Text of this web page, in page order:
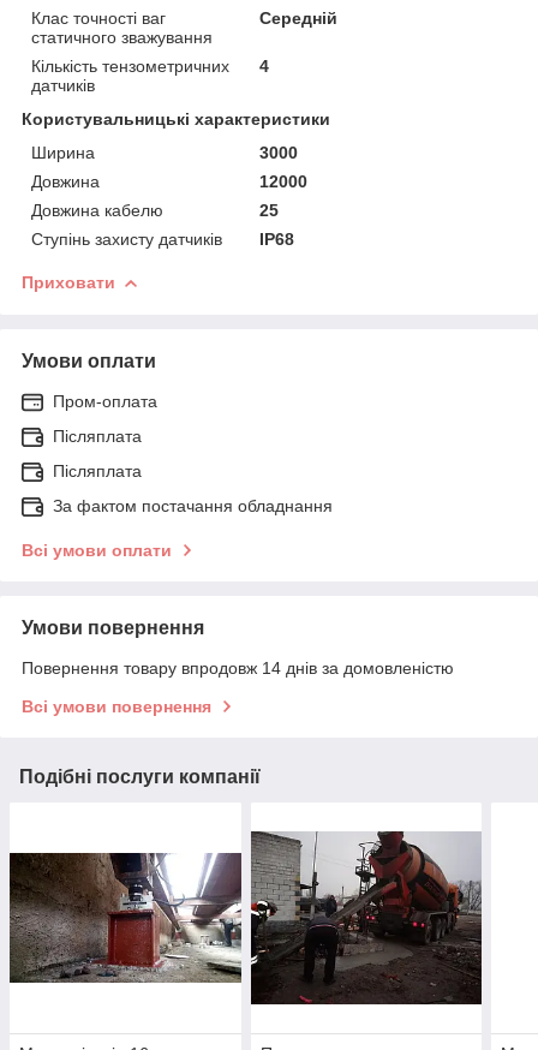
Клас точності ваг
статичного зважування
Середній
Кількість тензометричних
датчиків
4
Користувальницькі характеристики
Ширина
3000
Довжина
12000
Довжина кабелю
25
Ступінь захисту датчиків
IP68
Приховати
Умови оплати
Пром-оплата
Післяплата
Післяплата
За фактом постачання обладнання
Всі умови оплати
Умови повернення
Повернення товару впродовж 14 днів за домовленістю
Всі умови повернення
Подібні послуги компанії